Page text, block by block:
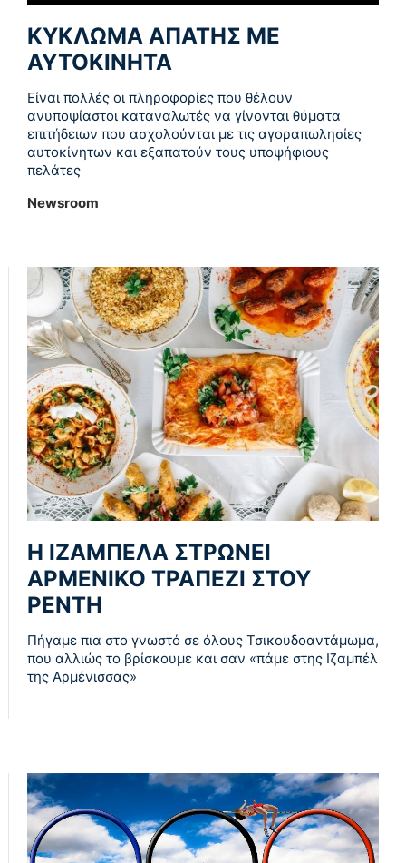
ΚΥΚΛΩΜΑ ΑΠΑΤΗΣ ΜΕ
ΑΥΤΟΚΙΝΗΤΑ
Είναι πολλές οι πληροφορίες που θέλουν
ανυποψίαστοι καταναλωτές να γίνονται θύματα
επιτήδειων που ασχολούνται με τις αγοραπωλησίες
αυτοκίνητων και εξαπατούν τους υποψήφιους
πελάτες
Newsroom
Η ΙΖΑΜΠΕΛΑ ΣΤΡΩΝΕΙ
ΑΡΜΕΝΙΚΟ ΤΡΑΠΕΖΙ ΣΤΟΥ
ΡΕΝΤΗ
Πήγαμε πια στο γνωστό σε όλους Τσικουδοαντάμωμα,
που αλλιώς το βρίσκουμε και σαν «πάμε στης Ιζαμπέλ
της Αρμένισσας»